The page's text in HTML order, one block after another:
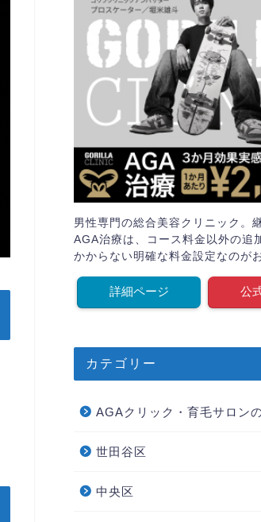
男性専門の総合美容クリニック。
AGA治療は、コース料金以外の追
かからない明確な料金設定なのが
詳細ページ 公
カテゴリー
AGAクリック・育毛サロン
世田谷区
中央区